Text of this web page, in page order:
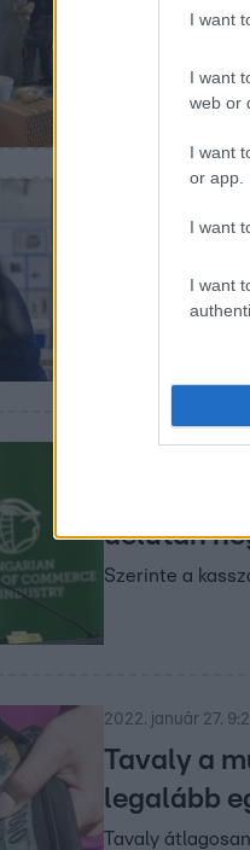
I want
I want
web or
I want
or app.
I want
I want
ellátást
A
adatok szerint.
Csökkent
ötezren
Mégis sokan
Parragh
délután
Szerinte a
2022. január 27.
Tavaly a
legalább
Tavaly